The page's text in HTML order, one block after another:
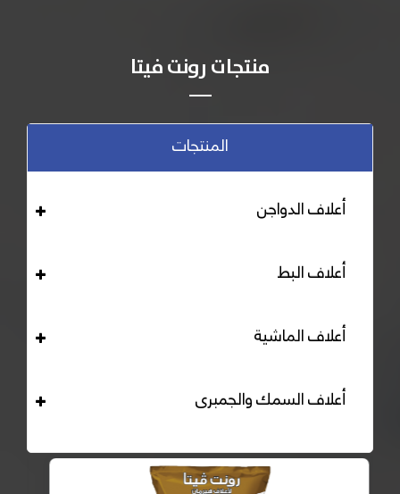
منتجات رونت فيتا
المنتجات
أعلاف الدواجن
أعلاف البط
أعلاف الماشية
أعلاف السمك والجمبرى